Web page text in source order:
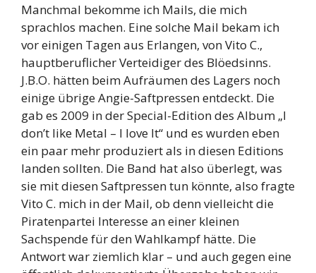
Manchmal bekomme ich Mails, die mich
sprachlos machen. Eine solche Mail bekam ich
vor einigen Tagen aus Erlangen, von Vito C.,
hauptberuflicher Verteidiger des Blöedsinns.
J.B.O. hätten beim Aufräumen des Lagers noch
einige übrige Angie-Saftpressen entdeckt. Die
gab es 2009 in der Special-Edition des Album „I
don’t like Metal – I love It“ und es wurden eben
ein paar mehr produziert als in diesen Editions
landen sollten. Die Band hat also überlegt, was
sie mit diesen Saftpressen tun könnte, also fragte
Vito C. mich in der Mail, ob denn vielleicht die
Piratenpartei Interesse an einer kleinen
Sachspende für den Wahlkampf hätte. Die
Antwort war ziemlich klar – und auch gegen eine